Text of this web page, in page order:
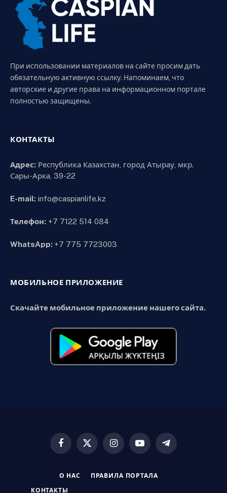
При использовании материалов на сайте просим дать
обязательную активную ссылку. Напоминаем, что
авторские и другие права на информационном портале
полностью защищены.
КОНТАКТЫ
Адрес: Республика Казахстан, город Атырау, мкр.
Сары-Арка, 39-22
E-mail: info@caspianlife.kz
Телефон: +7 7122 514 084
WhatsApp: +7 775 7723003
МОБИЛЬНОЕ ПРИЛОЖЕНИЕ
Скачайте мобильное приложение нашего сайта.
Facebook
X
InstagramYouTubeTelegram
О НАС ПРАВИЛА ПОРТАЛА
КОНТАКТЫ